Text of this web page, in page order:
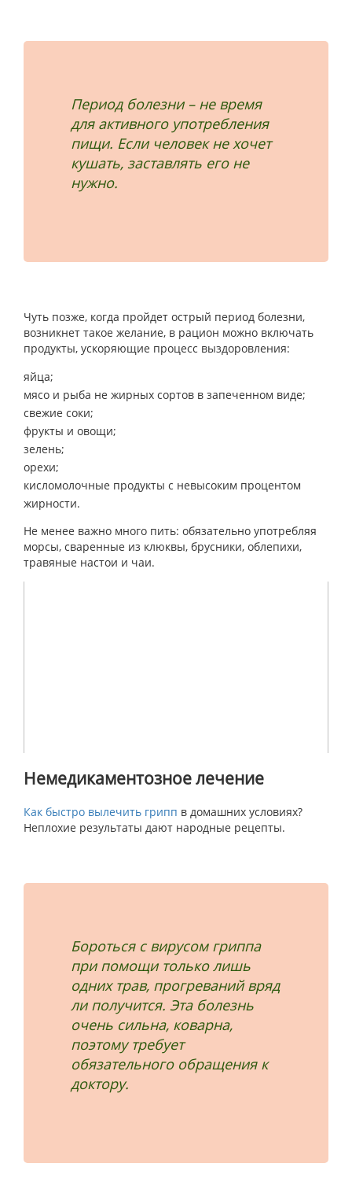
Период болезни – не время
для активного употребления
пищи. Если человек не хочет
кушать, заставлять его не
нужно.
Чуть позже, когда пройдет острый период болезни,
возникнет такое желание, в рацион можно включать
продукты, ускоряющие процесс выздоровления:
яйца;
мясо и рыба не жирных сортов в запеченном виде;
свежие соки;
фрукты и овощи;
зелень;
орехи;
кисломолочные продукты с невысоким процентом
жирности.
Не менее важно много пить: обязательно употребляя
морсы, сваренные из клюквы, брусники, облепихи,
травяные настои и чаи.
Немедикаментозное лечение
Как быстро вылечить грипп в домашних условиях?
Неплохие результаты дают народные рецепты.
Бороться с вирусом гриппа
при помощи только лишь
одних трав, прогреваний вряд
ли получится. Эта болезнь
очень сильна, коварна,
поэтому требует
обязательного обращения к
доктору.